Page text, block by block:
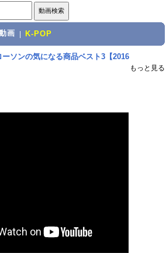
画 K-POP
ーソンの気になる商品ベスト3【2016
もっと見る